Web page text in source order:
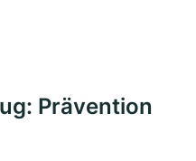
Prävention